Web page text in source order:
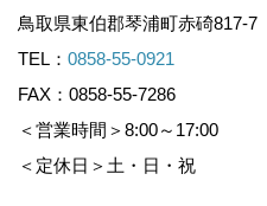
鳥取県東伯郡琴浦町赤碕817-7
TEL： 0858-55-0921
FAX：0858-55-7286
＜営業時間＞8:00～17:00
＜定休日＞土・日・祝